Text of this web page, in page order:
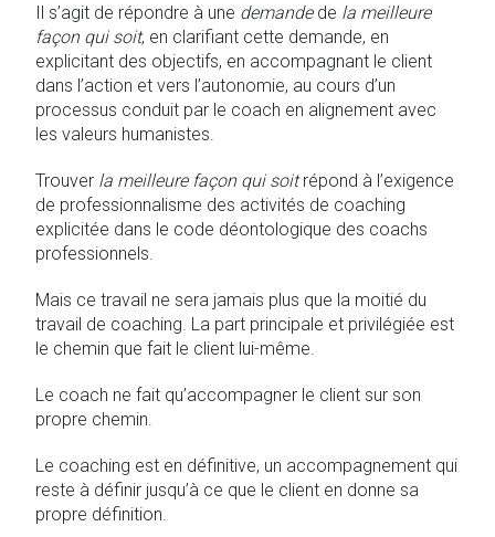
Il s’agit de répondre à une demandede la meilleure
façon qui soit, en clarifiant cette demande, en
explicitant des objectifs, en accompagnant le client
dans l’action et vers l’autonomie, au cours d’un
processus conduit par le coach en alignement avec
les valeurs humanistes.
Trouver la meilleure façon qui soitrépond à l’exigence
de professionnalisme des activités de coaching
explicitée dans le code déontologique des coachs
professionnels.
Mais ce travail ne sera jamais plus que la moitié du
travail de coaching. La part principale et privilégiée est
le chemin que fait le client lui-même.
Le coach ne fait qu’accompagner le client sur son
propre chemin.
Le coaching est en définitive, un accompagnement qui
reste à définir jusqu’à ce que le client en donne sa
propre définition.